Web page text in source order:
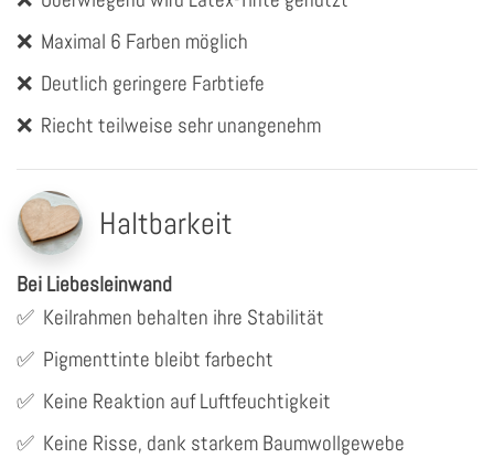
❌ Maximal 6 Farben möglich
❌ Deutlich geringere Farbtiefe
❌ Riecht teilweise sehr unangenehm
Haltbarkeit
Bei Liebesleinwand
✅ Keilrahmen behalten ihre Stabilität
✅ Pigmenttinte bleibt farbecht
✅ Keine Reaktion auf Luftfeuchtigkeit
✅ Keine Risse, dank starkem Baumwollgewebe